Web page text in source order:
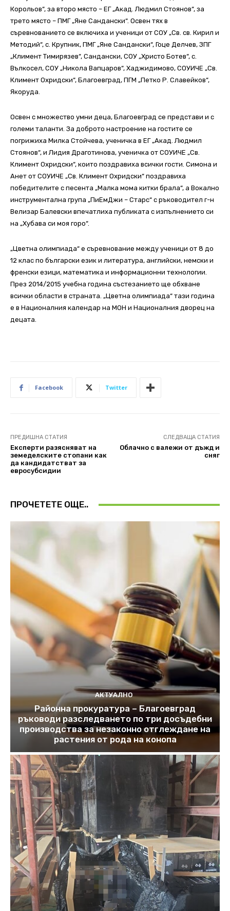
Корольов“, за второ място – ЕГ „Акад. Людмил Стоянов“, за
трето място – ПМГ „Яне Сандански“. Освен тях в
съревнованието се включиха и ученици от СОУ „Св. св. Кирил и
Методий“, с. Крупник, ПМГ „Яне Сандански“, Гоце Делчев, ЗПГ
„Климент Тимирязев“, Сандански, СОУ „Христо Ботев“, с.
Вълкосел, СОУ „Никола Вапцаров“, Хаджидимово, СОУИЧЕ „Св.
Климент Охридски“, Благоевград, ПГМ „Петко Р. Славейков“,
Якоруда.
Освен с множество умни деца, Благоевград се представи и с
големи таланти. За доброто настроение на гостите се
погрижиха Милка Стойчева, ученичка в ЕГ „Акад. Людмил
Стоянов“, и Лидия Драготинова, ученичка от СОУИЧЕ „Св.
Климент Охридски“, които поздравиха всички гости. Симона и
Анет от СОУИЧЕ „Св. Климент Охридски“ поздравиха
победителите с песента „Малка мома китки брала“, а Вокално
инструментална група „ПиЕмДжи – Старс“ с ръководител г-н
Велизар Балевски впечатлиха публиката с изпълнението си
на „Хубава си моя горо“.
„Цветна олимпиада“ е съревнование между ученици от 8 до
12 клас по български език и литература, английски, немски и
френски езици, математика и информационни технологии.
През 2014/2015 учебна година състезанието ще обхване
всички области в страната. „Цветна олимпиада“ тази година
е в Националния календар на МОН и Националния дворец на
децата.
Facebook Twitter
ПРЕДИШНА СТАТИЯ
Експерти разясняват на
земеделските стопани как
да кандидатстват за
евросубсидии
СЛЕДВАЩА СТАТИЯ
Облачно с валежи от дъжд и
сняг
ПРОЧЕТЕТЕ ОЩЕ..
АКТУАЛНО
Районна прокуратура – Благоевград
ръководи разследването по три досъдебни
производства за незаконно отглеждане на
растения от рода на конопа